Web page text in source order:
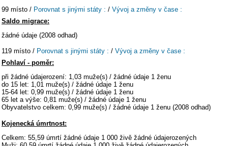
99 místo / Porovnat s jinými státy : / Vývoj a změny v čase :
Saldo migrace:
žádné údaje (2008 odhad)
119 místo / Porovnat s jinými státy : / Vývoj a změny v čase :
Pohlaví - poměr:
při žádné údajerození: 1,03 muže(s) / žádné údaje 1 ženu
do 15 let: 1,01 muže(s) / žádné údaje 1 ženu
15-64 let: 0,99 muže(s) / žádné údaje 1 ženu
65 let a výše: 0,81 muže(s) / žádné údaje 1 ženu
Obyvatelstvo celkem: 0,99 muže(s) / žádné údaje 1 ženu (2008 odhad)
Kojenecká úmrtnost:
Celkem: 55,59 úmrtí žádné údaje 1 000 živě žádné údajerozených